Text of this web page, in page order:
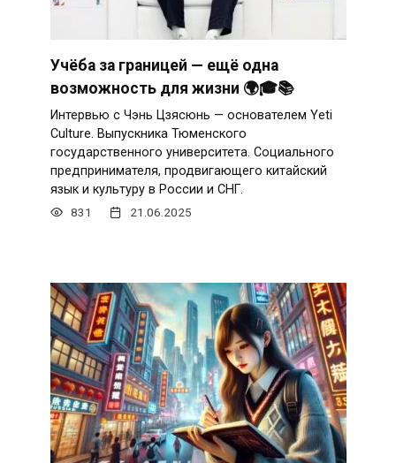
Учёба за границей — ещё одна
возможность для жизни 🌍🎓📚
Интервью с Чэнь Цзясюнь — основателем Yeti
Culture. Выпускника Тюменского
государственного университета. Социального
предпринимателя, продвигающего китайский
язык и культуру в России и СНГ.
831 21.06.2025